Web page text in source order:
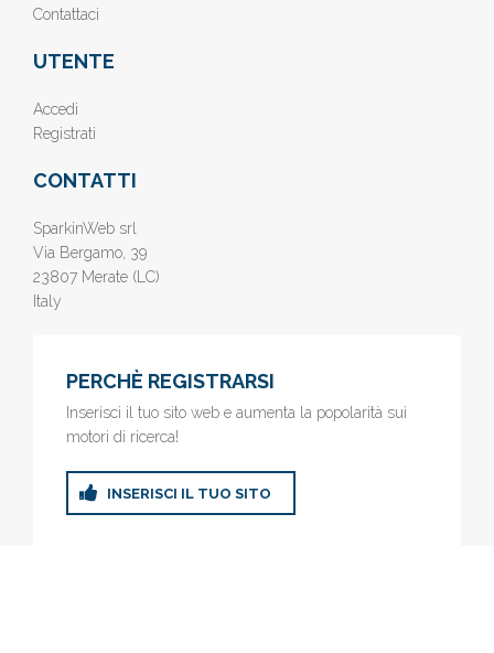
Contattaci
UTENTE
Accedi
Registrati
CONTATTI
SparkinWeb srl
Via Bergamo, 39
23807 Merate (LC)
Italy
PERCHÈ REGISTRARSI
Inserisci il tuo sito web e aumenta la popolarità sui
motori di ricerca!
INSERISCI IL TUO SITO